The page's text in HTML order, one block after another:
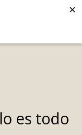
es todo